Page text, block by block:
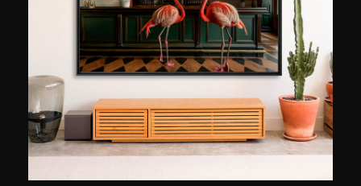
Beierse Alpen. Zijn werken behoren tot talrijke
privé-collecties en werden tentoongesteld in de
Verenigde Staten, Spanje, Italië en Duitsland. Hij
werd verkozen tot ""Fotograaf van het Jaar""
door een Zwitsers tijdschrift en won de
""American Black and White Photo Awards"" en
de ""Panoramic Epson Award"